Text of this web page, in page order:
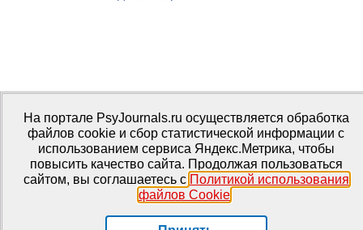
На портале PsyJournals.ru осуществляется обработка
файлов cookie и сбор статистической информации с
использованием сервиса Яндекс.Метрика, чтобы
повысить качество сайта. Продолжая пользоваться
сайтом, вы соглашаетесь с Политикой использования
файлов Cookie